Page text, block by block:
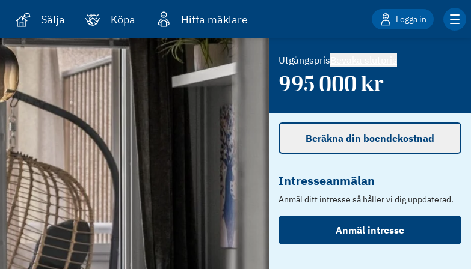
Sälja Köpa Hitta mäklare Logga in
Utgångspris
995 000kr
Beräkna din boendekostnad
Intresseanmälan
Anmäl ditt intresse så håller vi dig uppdaterad.
Anmäl intresse